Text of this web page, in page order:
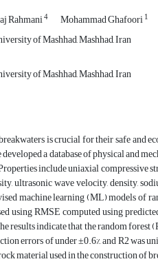
Rahmani4 Mohammad Ghafoori1
of Mashhad, Mashhad, Iran
of Mashhad, Mashhad, Iran
is crucial for their safe and
a database of physical and
include uniaxial compressive
ultrasonic wave velocity, density,
machine learning (ML) models of
using RMSE computed using
results indicate that the random
errors of under ±0.6%, and R2
material used in the construction of